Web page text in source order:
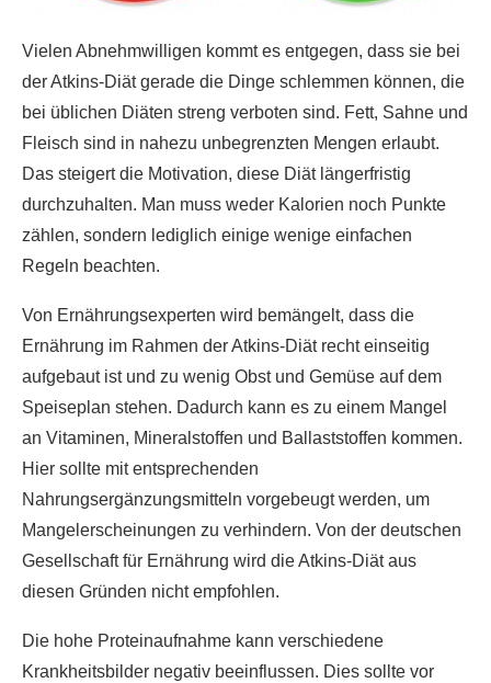
Vielen Abnehmwilligen kommt es entgegen, dass sie bei
der Atkins-Diät gerade die Dinge schlemmen können, die
bei üblichen Diäten streng verboten sind. Fett, Sahne und
Fleisch sind in nahezu unbegrenzten Mengen erlaubt.
Das steigert die Motivation, diese Diät längerfristig
durchzuhalten. Man muss weder Kalorien noch Punkte
zählen, sondern lediglich einige wenige einfachen
Regeln beachten.
Von Ernährungsexperten wird bemängelt, dass die
Ernährung im Rahmen der Atkins-Diät recht einseitig
aufgebaut ist und zu wenig Obst und Gemüse auf dem
Speiseplan stehen. Dadurch kann es zu einem Mangel
an Vitaminen, Mineralstoffen und Ballaststoffen kommen.
Hier sollte mit entsprechenden
Nahrungsergänzungsmitteln vorgebeugt werden, um
Mangelerscheinungen zu verhindern. Von der deutschen
Gesellschaft für Ernährung wird die Atkins-Diät aus
diesen Gründen nicht empfohlen.
Die hohe Proteinaufnahme kann verschiedene
Krankheitsbilder negativ beeinflussen. Dies sollte vor